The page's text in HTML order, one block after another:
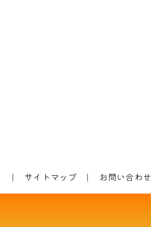
サイトマップ お問い合わせ